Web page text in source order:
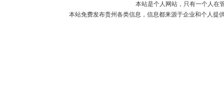
本站是个人网站，只有一个人在
本站免费发布贵州各类信息，信息都来源于企业和个人提